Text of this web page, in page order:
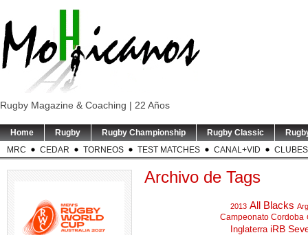
Rugby Magazine & Coaching | 22 Años
Home Rugby Rugby Championship Rugby Classic
MRC
CEDAR TORNEOS TEST MATCHES CANAL+VID CLUBES
Archivo de Tags
2013 All Blacks
Campeonato Cordoba
Inglaterra iRB